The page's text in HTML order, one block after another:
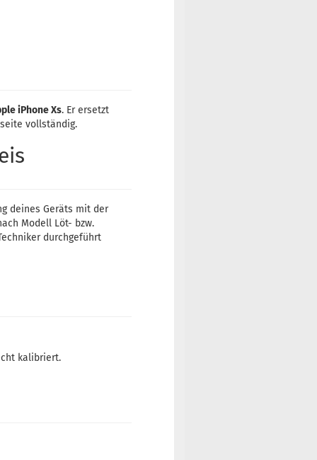
iPhone Xs. Er ersetzt
vollständig.
deines Geräts mit der
Modell Löt- bzw.
durchgeführt
kalibriert.